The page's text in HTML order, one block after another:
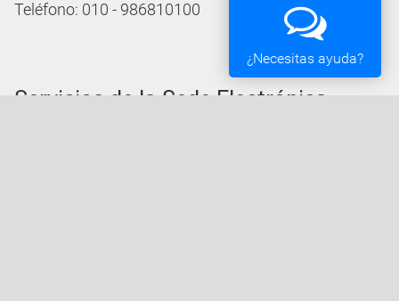
Teléfono: 010 - 986810100
Servicios de la Sede Electrónica
¿Necesitas ayuda?